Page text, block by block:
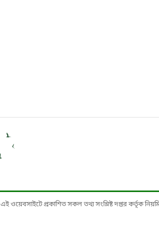
এই ওয়েবসাইটে প্রকাশিত সকল তথ্য সংশ্লিষ্ট দপ্তর কর্তৃক